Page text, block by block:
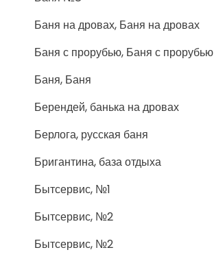
Баня на дровах, Баня на дровах
Баня с прорубью, Баня с прорубью
Баня, Баня
Берендей, банька на дровах
Берлога, русская баня
Бригантина, база отдыха
Бытсервис, №1
Бытсервис, №2
Бытсервис, №2